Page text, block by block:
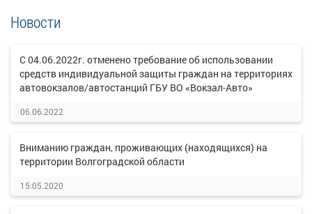
Новости
С 04.06.2022г. отменено требование об использовании
средств индивидуальной защиты граждан на территориях
автовокзалов/автостанций ГБУ ВО «Вокзал-Авто»
06.06.2022
Вниманию граждан, проживающих (находящихся) на
территории Волгоградской области
15.05.2020